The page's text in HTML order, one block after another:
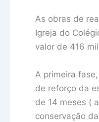
As obras de
Igreja do
valor de 416
A primeira
de reforço da
de 14 meses (
conservação